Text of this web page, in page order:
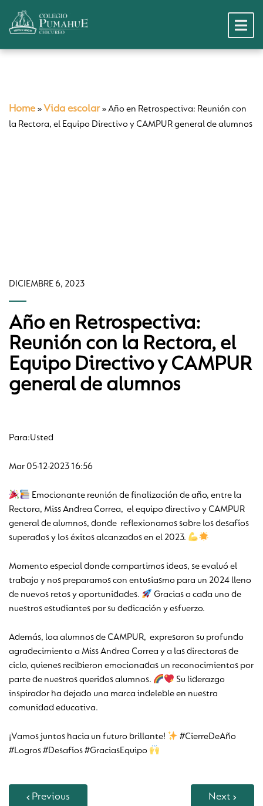
Home » Vida escolar»Año en Retrospectiva: Reunión con
la Rectora, el Equipo Directivo y CAMPUR general de alumnos
DICIEMBRE 6, 2023
Año en Retrospectiva:
Reunión con la Rectora, el
Equipo Directivo y CAMPUR
general de alumnos
Para:​Usted​
Mar 05-12-2023 16:56
Emocionante reunión de finalización de año, entre la
Rectora, Miss Andrea Correa, el equipo directivo y CAMPUR
general de alumnos, donde reflexionamos sobre los desafíos
superados y los éxitos alcanzados en el 2023.
Momento especial donde compartimos ideas, se evaluó el
trabajo y nos preparamos con entusiasmo para un 2024 lleno
de nuevos retos y oportunidades.
Gracias a cada uno de
nuestros estudiantes por su dedicación y esfuerzo.
Además, loa alumnos de CAMPUR, expresaron su profundo
agradecimiento a Miss Andrea Correa y a las directoras de
ciclo, quienes recibieron emocionadas un reconocimientos por
parte de nuestros queridos alumnos.
Su liderazgo
inspirador ha dejado una marca indeleble en nuestra
comunidad educativa.
¡Vamos juntos hacia un futuro brillante!
#CierreDeAño
#Logros #Desafíos #GraciasEquipo
Previous Next